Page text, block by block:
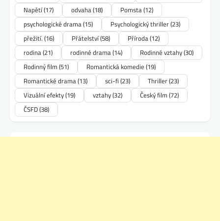
Napětí(17) odvaha(18) Pomsta(12)
psychologické drama(15) Psychologický thriller(23)
přežití. (16) Přátelství(58) Příroda(12)
rodina(21) rodinné drama(14) Rodinné vztahy(30)
Rodinný film (51) Romantická komedie (19)
Romantické drama(13) sci-fi (23) Thriller(23)
Vizuální efekty(19) vztahy(32) Český film (72)
ČSFD(38)